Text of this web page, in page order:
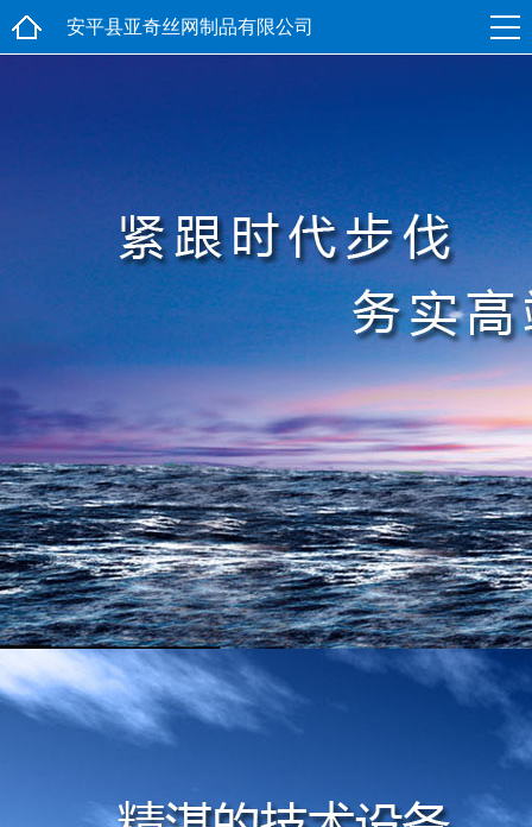
安平县亚奇丝网制品有限公司